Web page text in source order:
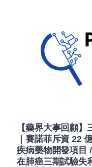
【藥界大事回顧
｜賽諾菲斥資 22
疾病藥物開發項目
在肺癌三期試驗失